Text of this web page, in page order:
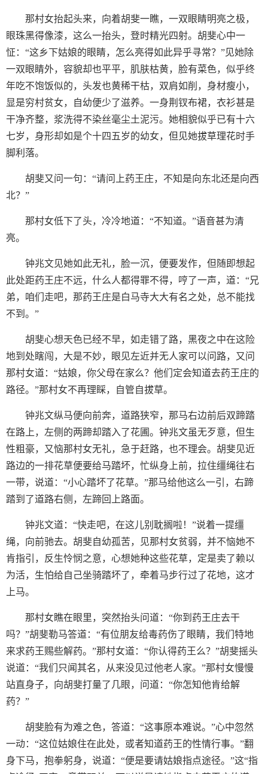
那村女抬起头来，向着胡斐一瞧，一双眼睛明亮之极，
眼珠黑得像漆，这么一抬头，登时精光四射。胡斐心中一
怔：“这乡下姑娘的眼睛，怎么亮得如此异乎寻常？”见她除
一双眼睛外，容貌却也平平，肌肤枯黄，脸有菜色，似乎终
年吃不饱饭似的，头发也黄稀干枯，双肩如削，身材瘦小，
显是穷村贫女，自幼便少了滋养。一身荆钗布裙，衣衫甚是
干净齐整，浆洗得不染丝毫尘土泥污。她相貌似乎已有十六
七岁，身形却如是个十四五岁的幼女，但见她拔草理花时手
脚利落。
胡斐又问一句：“请问上药王庄，不知是向东北还是向西
北？”
那村女低下了头，冷冷地道：“不知道。”语音甚为清
亮。
钟兆文见她如此无礼，脸一沉，便要发作，但随即想起
此处距药王庄不远，什么人都得罪不得，哼了一声，道：“兄
弟，咱们走吧，那药王庄是白马寺大大有名之处，总不能找
不到。”
胡斐心想天色已经不早，如走错了路，黑夜之中在这险
地到处瞎闯，大是不妙，眼见左近并无人家可以问路，又问
那村女道：“姑娘，你父母在家么？他们定会知道去药王庄的
路径。”那村女不再理睬，自管自拔草。
钟兆文纵马便向前奔，道路狭窄，那马右边前后双蹄踏
在路上，左侧的两蹄却踏入了花圃。钟兆文虽无歹意，但生
性粗豪，又恼那村女无礼，急于赶路，也不理会。胡斐见近
路边的一排花草便要给马踏坏，忙纵身上前，拉住缰绳往右
一带，说道：“小心踏坏了花草。”那马给他这么一引，右蹄
踏到了道路右侧，左蹄回上路面。
钟兆文道：“快走吧，在这儿别耽搁啦！”说着一提缰
绳，向前驰去。胡斐自幼孤苦，见那村女贫弱，并不恼她不
肯指引，反生怜悯之意，心想她种这些花草，定是卖了赖以
为活，生怕给自己坐骑踏坏了，牵着马步行过了花地，这才
上马。
那村女瞧在眼里，突然抬头问道：“你到药王庄去干
吗？”胡斐勒马答道：“有位朋友给毒药伤了眼睛，我们特地
来求药王赐些解药。”那村女道：“你认得药王么？”胡斐摇头
说道：“我们只闻其名，从来没见过他老人家。”那村女慢慢
站直身子，向胡斐打量了几眼，问道：“你怎知他肯给解
药？”
胡斐脸有为难之色，答道：“这事原本难说。”心中忽然
一动：“这位姑娘住在此处，或者知道药王的性情行事。”翻
身下马，抱拳躬身，说道：“便是要请姑娘指点途径。”这“指